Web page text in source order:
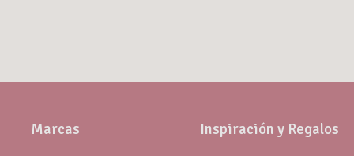
Marcas Inspiración y Regalos